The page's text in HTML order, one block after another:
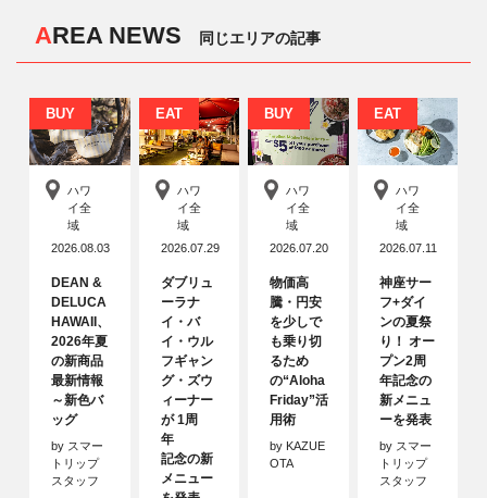
AREA NEWS 同じエリアの記事
BUY
ハワ
イ全
域
2026.08.03
DEAN &
DELUCA
HAWAII、
2026年夏
の新商品
最新情報
～新色バ
ッグ
by スマー
トリップ
スタッフ
EAT
ハワ
イ全
域
2026.07.29
ダブリュ
ーラナ
イ・バ
イ・ウル
フギャン
グ・ズウ
ィーナー
が 1周
年
記念の新
メニュー
BUY
ハワ
イ全
域
2026.07.20
物価高
騰・円安
を少しで
も乗り切
るため
の“Aloha
Friday”活
用術
by KAZUE
OTA
EAT
ハワ
イ全
域
2026.07.11
神座サー
フ+ダイ
ンの夏祭
り！ オー
プン2周
年記念の
新メニュ
ーを発表
by スマー
トリップ
スタッフ